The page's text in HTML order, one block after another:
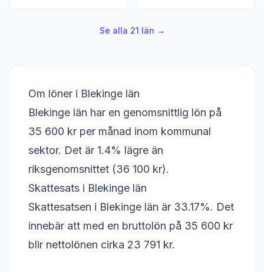
Se alla 21 län →
Om löner i Blekinge län
Blekinge län har en genomsnittlig lön på
35 600 kr per månad inom kommunal
sektor. Det är 1.4% lägre än
riksgenomsnittet (36 100 kr).
Skattesats i Blekinge län
Skattesatsen i Blekinge län är 33.17%. Det
innebär att med en bruttolön på 35 600 kr
blir nettolönen cirka 23 791 kr.